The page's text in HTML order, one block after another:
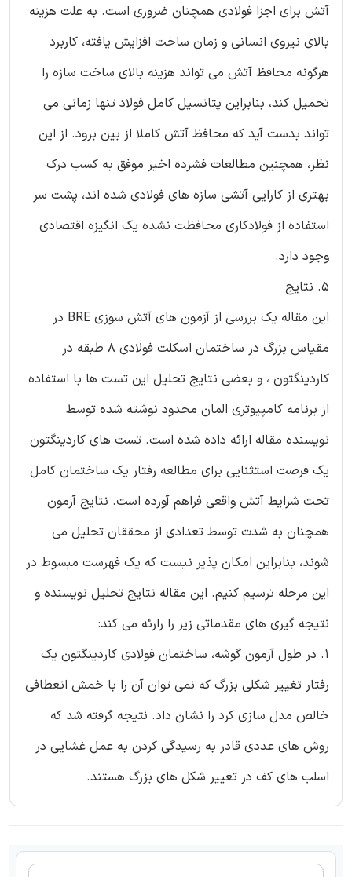
آتش برای اجزا فولادی همچنان ضروری است. به علت هزینه
بالای نیروی انسانی و زمان ساخت افزایش یافته، کاربرد
هرگونه محافظ آتش می تواند هزینه بالای ساخت سازه را
تحمیل کند، بنابراین پتانسیل کامل فولاد تنها زمانی می
تواند بدست آید که محافظ آتش کاملا از بین برود. از این
نظر، همچنین مطالعات فشرده اخیر موفق به کسب درک
بهتری از کارایی آتشی سازه های فولادی شده اند، پشت سر
استفاده از فولادکاری محافظت نشده یک انگیزه اقتصادی
وجود دارد.
5. نتایج
این مقاله یک بررسی از آزمون های آتش سوزی BRE در
مقیاس بزرگ در ساختمان اسکلت فولادی 8 طبقه در
کاردینگتون ، و بعضی نتایج تحلیل این تست ها با استفاده
از برنامه کامپیوتری المان محدود نوشته شده توسط
نویسنده مقاله ارائه داده شده است. تست های کاردینگتون
یک فرصت استثنایی برای مطالعه رفتار یک ساختمان کامل
تحت شرایط آتش واقعی فراهم آورده است. نتایج آزمون
همچنان به شدت توسط تعدادی از محققان تحلیل می
شوند، بنابراین امکان پذیر نیست که یک فهرست مبسوط در
این مرحله ترسیم کنیم. این مقاله نتایج تحلیل نویسنده و
نتیجه گیری های مقدماتی زیر را رارئه می کند:
1. در طول آزمون گوشه، ساختمان فولادی کاردینگتون یک
رفتار تغییر شکلی بزرگ که نمی توان آن را با خمش انعطافی
خالص مدل سازی کرد را نشان داد. نتیجه گرفته شد که
روش های عددی قادر به رسیدگی کردن به عمل غشایی در
اسلب های کف در تغییر شکل های بزرگ هستند.